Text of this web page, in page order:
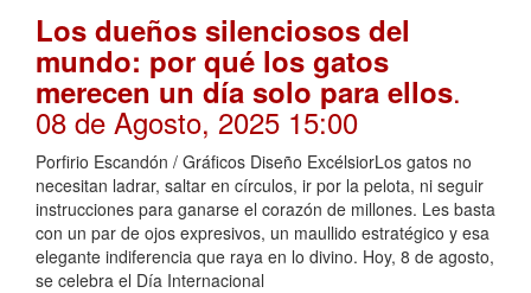
Los dueños silenciosos del
mundo: por qué los gatos
merecen un día solo para ellos.
08 de Agosto, 2025 15:00
Porfirio Escandón / Gráficos Diseño ExcélsiorLos gatos no
necesitan ladrar, saltar en círculos, ir por la pelota, ni seguir
instrucciones para ganarse el corazón de millones. Les basta
con un par de ojos expresivos, un maullido estratégico y esa
elegante indiferencia que raya en lo divino. Hoy, 8 de agosto,
se celebra el Día Internacional